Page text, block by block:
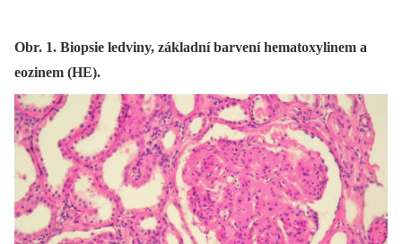
Obr. 1. Biopsie ledviny, základní barvení hematoxylinem a
eozinem (HE).